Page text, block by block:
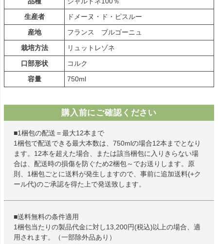
生産者
ドメーヌ・ド・ピスルー
産地
フランス ブルゴーニュ
栽培方法
リュットレゾネ
口部形状
コルク
容量
750ml
購入前にご確認ください
■1梱包の配送＝最大12本まで
1梱包で配送できる最大本数は、750mlの場合12本までとなり
ます。12本を超えた場合、または該当梱包に入りきらない場
合は、配送時の損傷を防ぐため2梱包～でお送りします。原
則、1梱包ごとに送料が発生しますので、事前に追加送料(+ク
ール代)のご承認を得た上で発送致します。
■送料無料の条件適用
1梱包当たりの製品代金に対し13,200円(税込)以上の場合、適
用されます。（一部除外品あり）